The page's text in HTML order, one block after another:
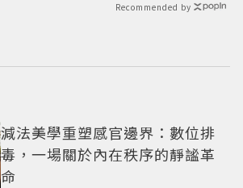
Recommended by
減法美學重塑感官邊界：數位排
毒，一場關於內在秩序的靜謐革
命